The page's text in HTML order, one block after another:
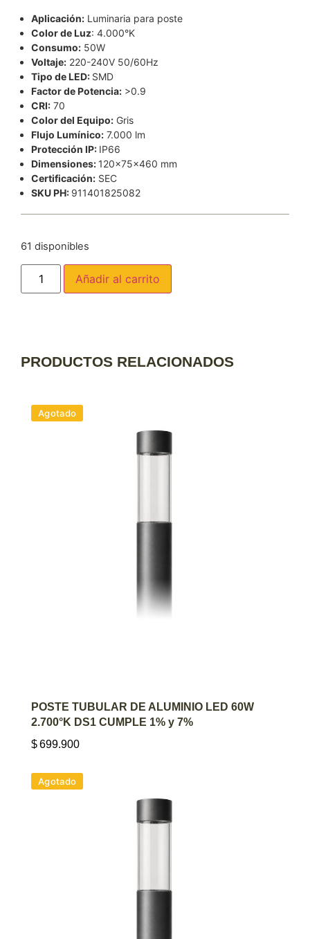
Aplicación: Luminaria para poste
Color de Luz: 4.000°K
Consumo: 50W
Voltaje: 220-240V 50/60Hz
Tipo de LED: SMD
Factor de Potencia: >0.9
CRI: 70
Color del Equipo: Gris
Flujo Lumínico: 7.000 lm
Protección IP: IP66
Dimensiones: 120x75x460 mm
Certificación: SEC
SKU PH: 911401825082
61 disponibles
Añadir al carrito
PRODUCTOS RELACIONADOS
Agotado
AGREGAR AL CARRITO
POSTE TUBULAR DE ALUMINIO LED 60W
2.700°K DS1 CUMPLE 1% y 7%
$699.900
Agotado